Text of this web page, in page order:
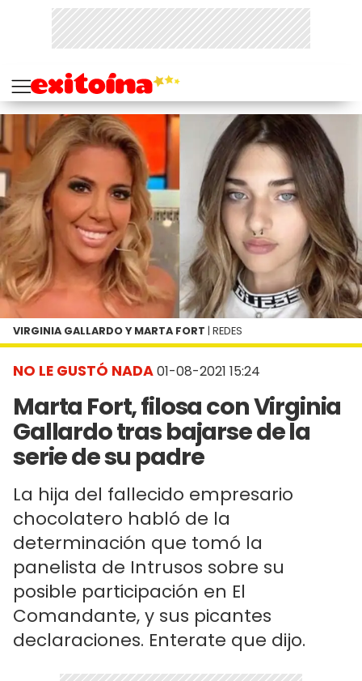
NO LE GUSTÓ NADA01-08-2021 15:24
Marta Fort, filosa con Virginia
Gallardo tras bajarse de la
serie de su padre
La hija del fallecido empresario
chocolatero habló de la
determinación que tomó la
panelista de Intrusos sobre su
posible participación en El
Comandante, y sus picantes
declaraciones. Enterate que dijo.
VIRGINIA GALLARDO Y MARTA FORT | REDES